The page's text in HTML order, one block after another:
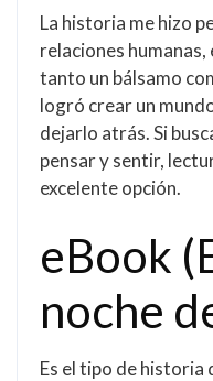
La historia me hizo
relaciones
tanto un bálsamo
logró crear un
dejarlo atrás. Si
pensar y sentir,
excelente opción.
eBook
noche
Es el tipo de historia